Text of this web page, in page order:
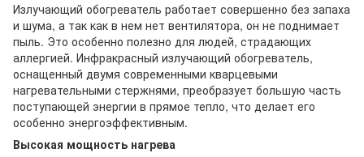
Излучающий обогреватель работает совершенно без запаха
и шума, а так как в нем нет вентилятора, он не поднимает
пыль. Это особенно полезно для людей, страдающих
аллергией. Инфракрасный излучающий обогреватель,
оснащенный двумя современными кварцевыми
нагревательными стержнями, преобразует большую часть
поступающей энергии в прямое тепло, что делает его
особенно энергоэффективным.
Высокая мощность нагрева